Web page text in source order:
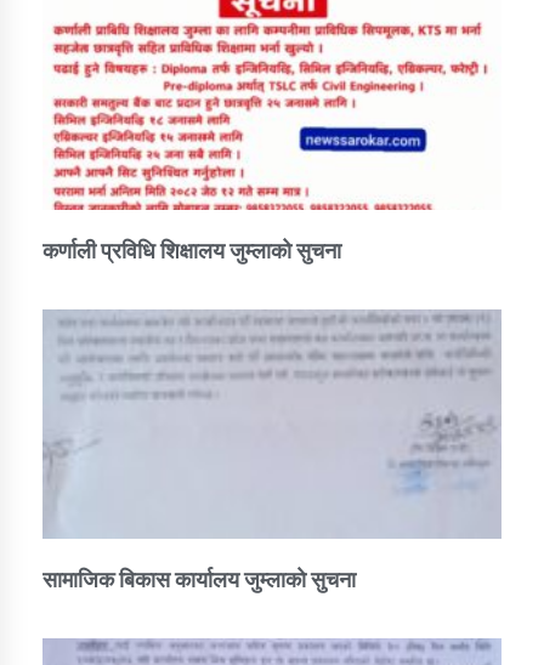
कर्णाली प्रविधि शिक्षालय जुम्लाको सुचना
सामाजिक बिकास कार्यालय जुम्लाकाे सुचना